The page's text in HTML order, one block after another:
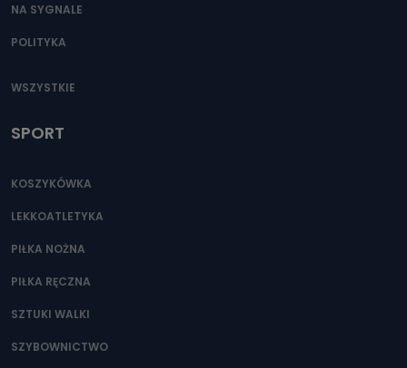
NA SYGNALE
POLITYKA
WSZYSTKIE
SPORT
KOSZYKÓWKA
LEKKOATLETYKA
PIŁKA NOŻNA
PIŁKA RĘCZNA
SZTUKI WALKI
SZYBOWNICTWO